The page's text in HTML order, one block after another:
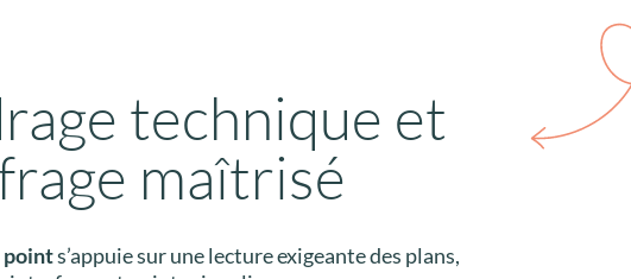
technique et
maîtrisé
points’appuie sur une lecture exigeante des plans,